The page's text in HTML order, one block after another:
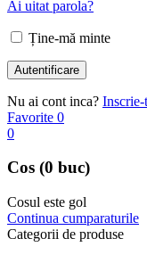
Ai uitat parola?
Ține-mă minte
Nu ai cont inca? Inscrie-
Favorite 0
0
Cos (0 buc)
Cosul este gol
Continua cumparaturile
Categorii de produse